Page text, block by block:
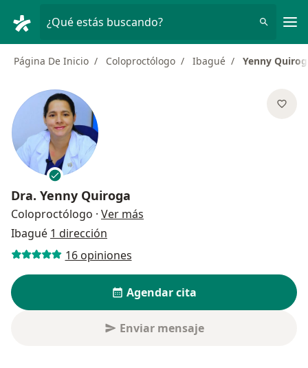
¿Qué estás buscando?
Página De Inicio Coloproctólogo Ibagué Yenny
Dra. Yenny Quiroga
Coloproctólogo · Ver más
Ibagué 1 dirección
16 opiniones
Agendar cita
Enviar mensaje